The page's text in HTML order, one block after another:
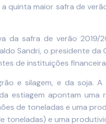
maior safra de
safra de verão 2019/
Sandri, o presidente
de instituições
e silagem, e da soja.
estiagem apontam
de toneladas e uma
e uma